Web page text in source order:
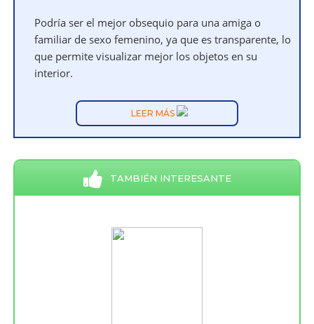
Podría ser el mejor obsequio para una amiga o
familiar de sexo femenino, ya que es transparente, lo
que permite visualizar mejor los objetos en su
interior.
LEER MÁS
TAMBIÉN INTERESANTE